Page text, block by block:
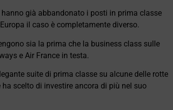
già abbandonato i posti in prima classe
il caso è completamente diverso.
sia la prima che la business class sulle
e Air France in testa.
suite di prima classe su alcune delle rotte
scelto di investire ancora di più nel suo